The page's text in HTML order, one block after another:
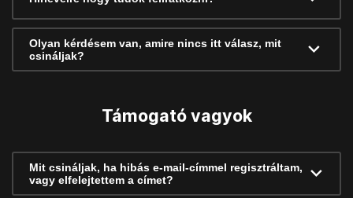
Olyan kérdésem van, amire nincs itt válasz, mit
csináljak?
Támogató vagyok
Mit csináljak, ha hibás e-mail-címmel regisztráltam,
vagy elfelejtettem a címet?